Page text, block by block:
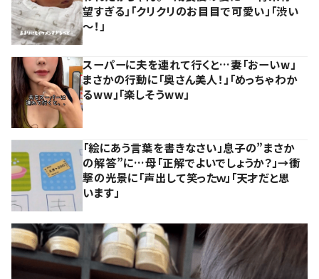
望すぎる」「クリクリのお目目で可愛い」「渋い
～！」
スーパーに夫を連れて行くと…妻「おーいw」
まさかの行動に「奥さん美人！」「めっちゃわか
るww」「楽しそうww」
「絵にあう言葉を書きなさい」息子の”まさか
の解答”に…母「正解でよいでしょうか？」→衝
撃の光景に「声出して笑ったｗ」「天才だと思
います」